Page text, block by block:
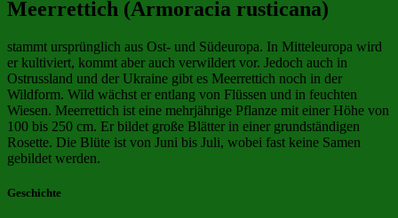
Meerrettich (Armoracia rusticana)
stammt ursprünglich aus Ost- und Südeuropa. In Mitteleuropa wird
er kultiviert, kommt aber auch verwildert vor. Jedoch auch in
Ostrussland und der Ukraine gibt es Meerrettich noch in der
Wildform. Wild wächst er entlang von Flüssen und in feuchten
Wiesen. Meerrettich ist eine mehrjährige Pflanze mit einer Höhe von
100 bis 250 cm. Er bildet große Blätter in einer grundständigen
Rosette. Die Blüte ist von Juni bis Juli, wobei fast keine Samen
gebildet werden.
Geschichte